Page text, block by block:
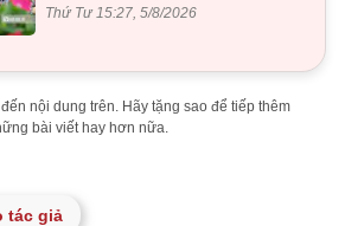
Thứ Tư 15:27, 5/8/2026
nội dung trên. Hãy tặng sao để tiếp thêm
bài viết hay hơn nữa.
tác giả